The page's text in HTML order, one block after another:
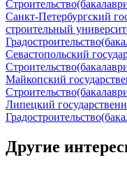
Строительство
Санкт-Петербургский
строительный
Градостроительство
Севастопольский
Строительство
Майкопский
Строительство
Липецкий
Градостроительство
Другие